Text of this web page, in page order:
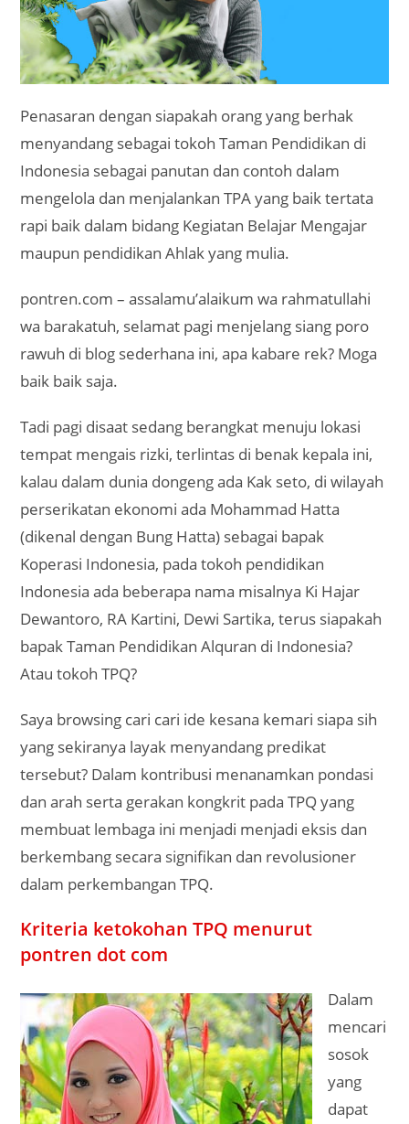
Penasaran dengan siapakah orang yang berhak
menyandang sebagai tokoh Taman Pendidikan di
Indonesia sebagai panutan dan contoh dalam
mengelola dan menjalankan TPA yang baik tertata
rapi baik dalam bidang Kegiatan Belajar Mengajar
maupun pendidikan Ahlak yang mulia.
pontren.com – assalamu’alaikum wa rahmatullahi
wa barakatuh, selamat pagi menjelang siang poro
rawuh di blog sederhana ini, apa kabare rek? Moga
baik baik saja.
Tadi pagi disaat sedang berangkat menuju lokasi
tempat mengais rizki, terlintas di benak kepala ini,
kalau dalam dunia dongeng ada Kak seto, di wilayah
perserikatan ekonomi ada Mohammad Hatta
(dikenal dengan Bung Hatta) sebagai bapak
Koperasi Indonesia, pada tokoh pendidikan
Indonesia ada beberapa nama misalnya Ki Hajar
Dewantoro, RA Kartini, Dewi Sartika, terus siapakah
bapak Taman Pendidikan Alquran di Indonesia?
Atau tokoh TPQ?
Saya browsing cari cari ide kesana kemari siapa sih
yang sekiranya layak menyandang predikat
tersebut? Dalam kontribusi menanamkan pondasi
dan arah serta gerakan kongkrit pada TPQ yang
membuat lembaga ini menjadi menjadi eksis dan
berkembang secara signifikan dan revolusioner
dalam perkembangan TPQ.
Kriteria ketokohan TPQ menurut
pontren dot com
Dalam
mencari
sosok
yang
dapat